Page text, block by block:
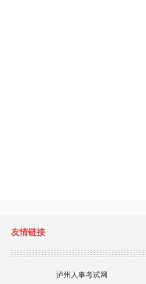
友情链接
泸州人事考试网